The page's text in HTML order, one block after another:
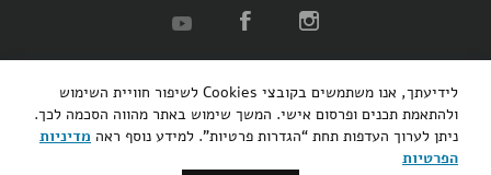
קופיבר אקספרס
רוטשילד 48
לידיעתך, אנו משתמשים בקובצי Cookies לשיפור חוויית השימוש
ולהתאמת תכנים ופרסום אישי. המשך שימוש באתר מהווה הסכמה לכך.
ניתן לערוך העדפות תחת “הגדרות פרטיות”. למידע נוסף ראה מדיניות
הפרטיות